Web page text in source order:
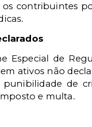
contribuintes
Especial de
ativos não
de
e multa.